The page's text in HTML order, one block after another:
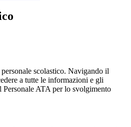
scolastico. Navigando il
a tutte le informazioni e gli
ATA per lo svolgimento